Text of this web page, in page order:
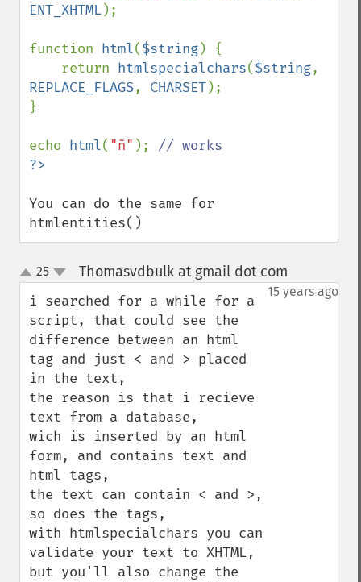
ENT_XHTML);
function html($string) {
    return
htmlspecialchars($string
REPLACE_FLAGS, CHARSET);
}
echo html( "ñ" );
You can do the same for
htmlentities()
up
down
25 Thomasvdbulk at gmail dot com
15 years ago
i searched for a while for a
script, that could see the
difference between an html
tag and just < and > placed
in the text,
the reason is that i recieve
text from a database,
wich is inserted by an html
form, and contains text and
html tags,
the text can contain < and >,
so does the tags,
with htmlspecialchars you can
validate your text to XHTML,
but you'll also change the